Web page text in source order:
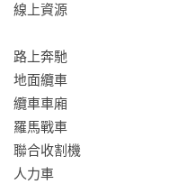
線上資源
路上奔馳
地面纜車
纜車車廂
羅馬戰車
聯合收割機
人力車